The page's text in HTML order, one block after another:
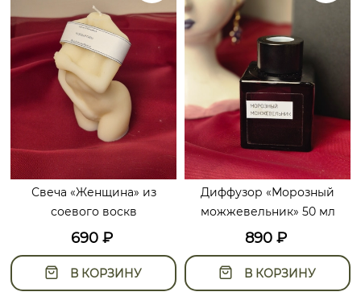
Свеча «Женщина» из
соевого воскв
690₽
В КОРЗИНУ
Диффузор «Морозный
можжевельник» 50 мл
890₽
В КОРЗИНУ